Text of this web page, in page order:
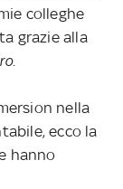
colleghe
grazie alla
.
nella
ecco la
hanno